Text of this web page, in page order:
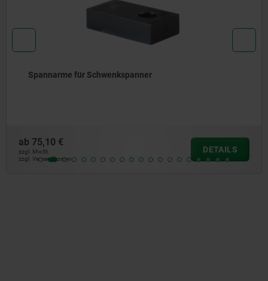
DETAILS
Spannhebel für Drehhebelspanner
zzgl. Versandkosten